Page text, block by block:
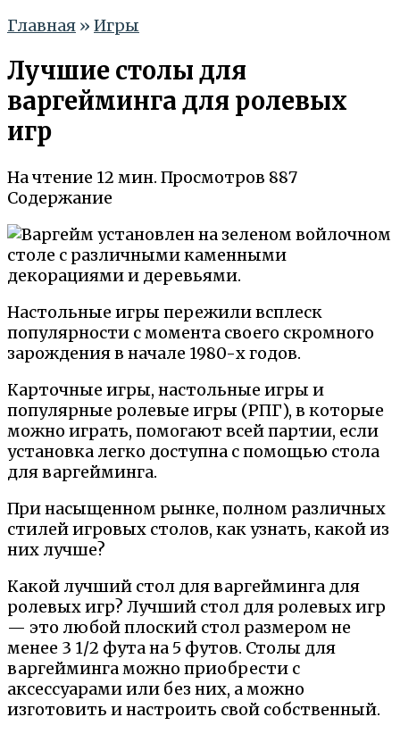
Главная » Игры
Лучшие столы для
варгейминга для ролевых
игр
На чтение 12 мин. Просмотров 887
Содержание
Настольные игры пережили всплеск
популярности с момента своего скромного
зарождения в начале 1980-х годов.
Карточные игры, настольные игры и
популярные ролевые игры (РПГ), в которые
можно играть, помогают всей партии, если
установка легко доступна с помощью стола
для варгейминга.
При насыщенном рынке, полном различных
стилей игровых столов, как узнать, какой из
них лучше?
Какой лучший стол для варгейминга для
ролевых игр? Лучший стол для ролевых игр
— это любой плоский стол размером не
менее 3 1/2 фута на 5 футов. Столы для
варгейминга можно приобрести с
аксессуарами или без них, а можно
изготовить и настроить свой собственный.